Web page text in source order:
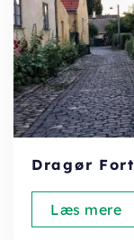
Dragør Fort
Læs mere